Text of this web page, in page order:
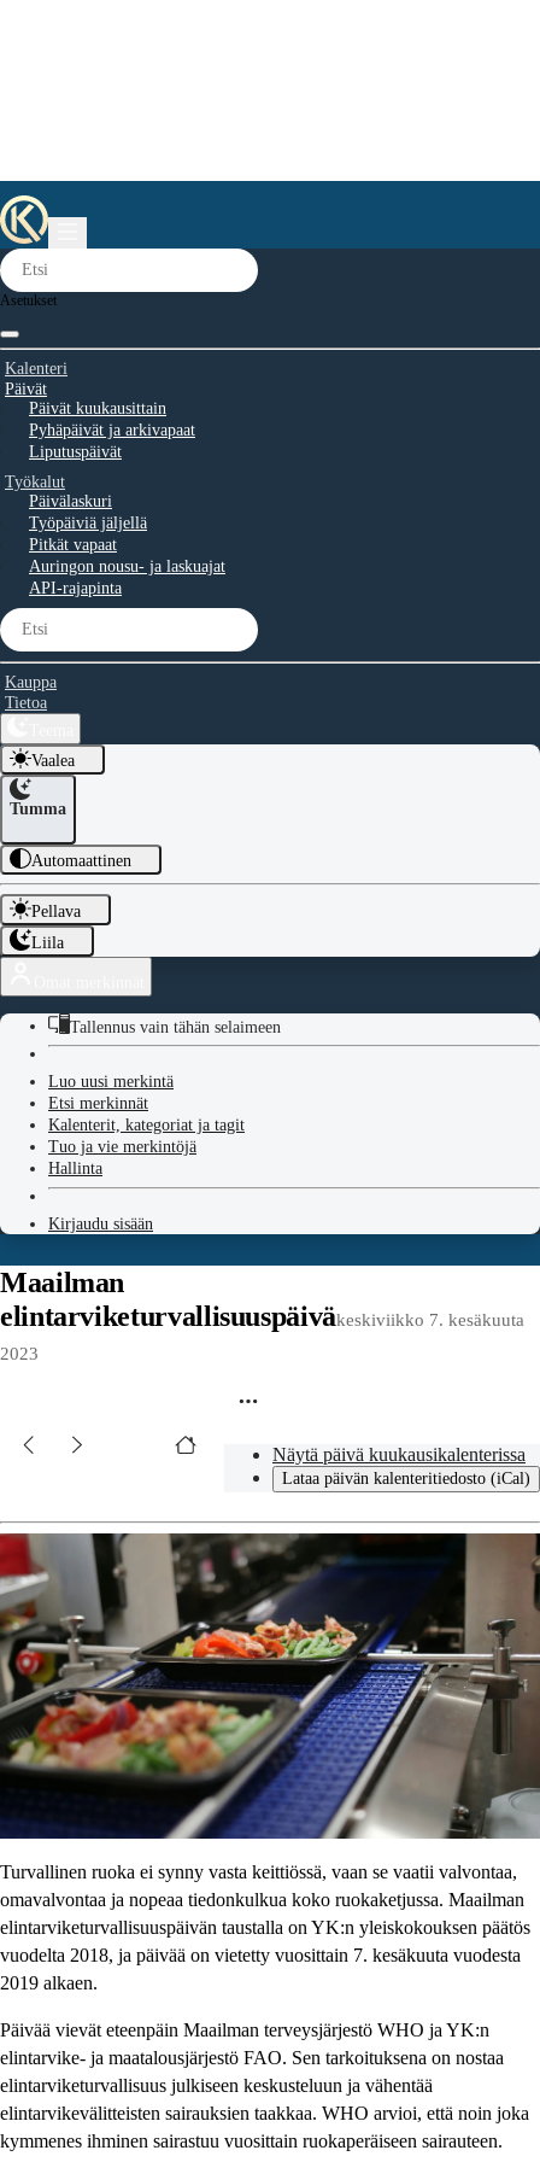
Asetukset
Kalenteri
Päivät
Päivät kuukausittain
Pyhäpäivät ja arkivapaat
Liputuspäivät
Työkalut
Päivälaskuri
Työpäiviä jäljellä
Pitkät vapaat
Auringon nousu- ja laskuajat
API-rajapinta
Kauppa
Tietoa
Vaalea
Tumma
Automaattinen
Pellava
Liila
Tallennus vain tähän selaimeen
Luo uusi merkintä
Etsi merkinnät
Kalenterit, kategoriat ja tagit
Tuo ja vie merkintöjä
Hallinta
Kirjaudu sisään
Maailman
elintarviketurvallisuuspäiväkeskiviikko 7. kesäkuuta
2023
Näytä päivä kuukausikalenterissa
Lataa päivän kalenteritiedosto (iCal)
Turvallinen ruoka ei synny vasta keittiössä, vaan se vaatii valvontaa,
omavalvontaa ja nopeaa tiedonkulkua koko ruokaketjussa. Maailman
elintarviketurvallisuuspäivän taustalla on YK:n yleiskokouksen päätös
vuodelta 2018, ja päivää on vietetty vuosittain 7. kesäkuuta vuodesta
2019 alkaen.
Päivää vievät eteenpäin Maailman terveysjärjestö WHO ja YK:n
elintarvike- ja maatalousjärjestö FAO. Sen tarkoituksena on nostaa
elintarviketurvallisuus julkiseen keskusteluun ja vähentää
elintarvikevälitteisten sairauksien taakkaa. WHO arvioi, että noin joka
kymmenes ihminen sairastuu vuosittain ruokaperäiseen sairauteen.